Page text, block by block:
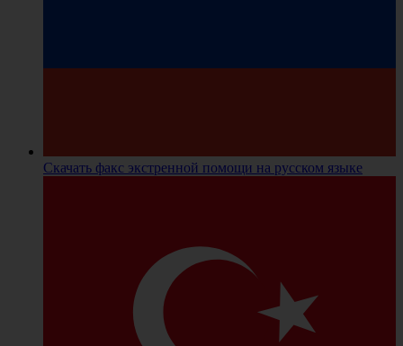
Скачать факс экстренной помощи на русском языке